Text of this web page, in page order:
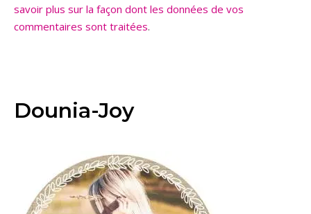
savoir plus sur la façon dont les données de vos
commentaires sont traitées.
Dounia-Joy